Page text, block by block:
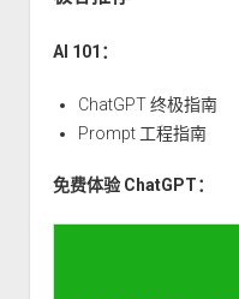
互
调
AI 101：
ChatGPT 终极指南
Prompt 工程指南
免费体验 ChatGPT：